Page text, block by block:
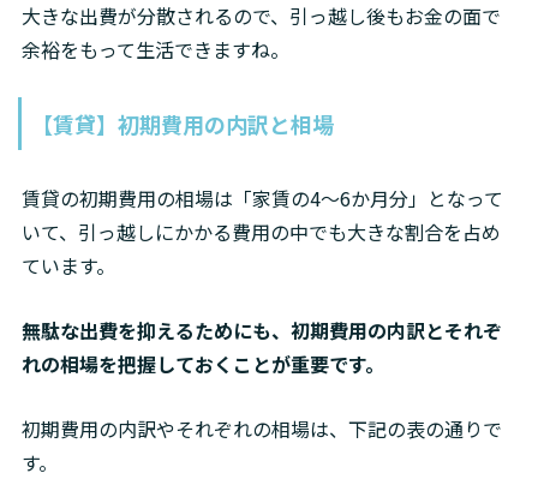
大きな出費が分散されるので、引っ越し後もお金の面で
余裕をもって生活できますね。
【賃貸】初期費用の内訳と相場
賃貸の初期費用の相場は「家賃の4～6か月分」となって
いて、引っ越しにかかる費用の中でも大きな割合を占め
ています。
無駄な出費を抑えるためにも、初期費用の内訳とそれぞ
れの相場を把握しておくことが重要です。
初期費用の内訳やそれぞれの相場は、下記の表の通りで
す。